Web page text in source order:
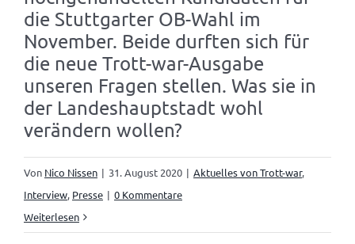
die Stuttgarter OB-Wahl im
November. Beide durften sich für
die neue Trott-war-Ausgabe
unseren Fragen stellen. Was sie in
der Landeshauptstadt wohl
verändern wollen?
Von Nico Nissen | 31. August 2020 | Aktuelles von Trott-war,
Interview, Presse | 0 Kommentare
Weiterlesen